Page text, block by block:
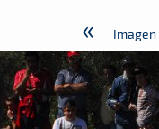
« Imagen